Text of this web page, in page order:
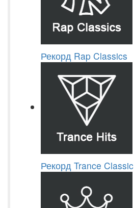
Рекорд Rap Classics
Рекорд Trance Classic